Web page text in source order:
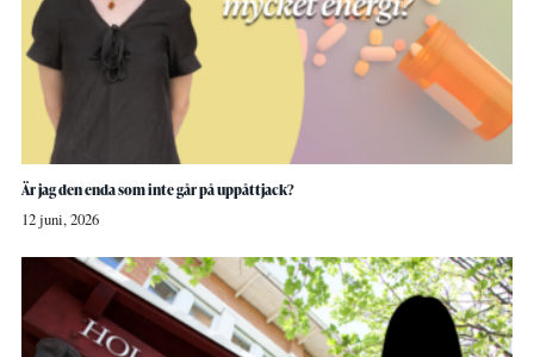
Är jag den enda som inte går på uppåttjack?
12 juni, 2026